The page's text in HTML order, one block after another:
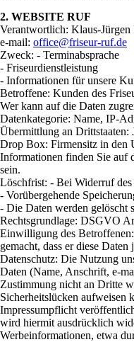
2. WEBSITE RUF
Verantwortlich: Klaus-Jürgen
e-mail: office@friseur-ruf.de
Zweck: - Terminabsprache
- Friseurdienstleistung
- Informationen für unsere
Betroffene: Kunden des
Wer kann auf die Daten
Datenkategorie: Name, IP-
Übermittlung an
Drop Box: Firmensitz in den
Informationen finden Sie auf
sein.
Löschfrist: - Bei Widerruf
- Vorübergehende
- Die Daten werden gelöscht
Rechtsgrundlage: DSGVO
Einwilligung des
gemacht, dass er diese
Datenschutz: Die Nutzung
Daten (Name, Anschrift, e-
Zustimmung nicht an Dritte
Sicherheitslücken
Impressumpflicht
wird hiermit ausdrücklich
Werbeinformationen, etwa